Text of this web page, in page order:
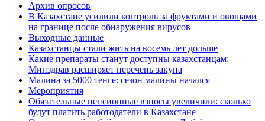
Архив опросов
В Казахстане усилили контроль за фруктами и овощами
на границе после обнаружения вирусов
Выходные данные
Казахстанцы стали жить на восемь лет дольше
Какие препараты станут доступны казахстанцам:
Минздрав расширяет перечень закупа
Малина за 5000 тенге: сезон малины начался
Мероприятия
Обязательные пенсионные взносы увеличили: сколько
будут платить работодатели в Казахстане